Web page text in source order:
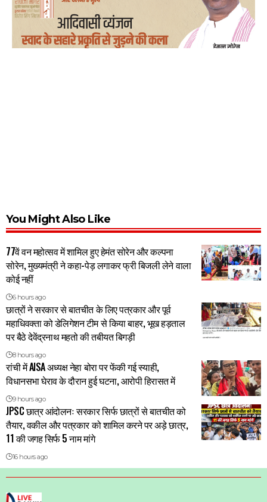
You Might Also Like
77वें वन महोत्सव में शामिल हुए हेमंत सोरेन और कल्पना
सोरेन, मुख्यमंत्री ने कहा-पेड़ लगाकर फ्री बिजली लेने वाला
कोई नहीं
6 hours ago
छात्रों ने सरकार से बातचीत के लिए पत्रकार और पूर्व
महाधिवक्ता को डेलिगेशन टीम से किया बाहर, भूख हड़ताल
पर बैठे देवेंद्रनाथ महतो की तबीयत बिगड़ी
8 hours ago
रांची में AISA अध्यक्ष नेहा बोरा पर फेंकी गई स्याही,
विधानसभा घेराव के दौरान हुई घटना, आरोपी हिरासत में
9 hours ago
JPSC छात्र आंदोलनः सरकार सिर्फ छात्रों से बातचीत को
तैयार, वकील और पत्रकार को शामिल करने पर अड़े छात्र,
11 की जगह सिर्फ 5 नाम मांगे
16 hours ago